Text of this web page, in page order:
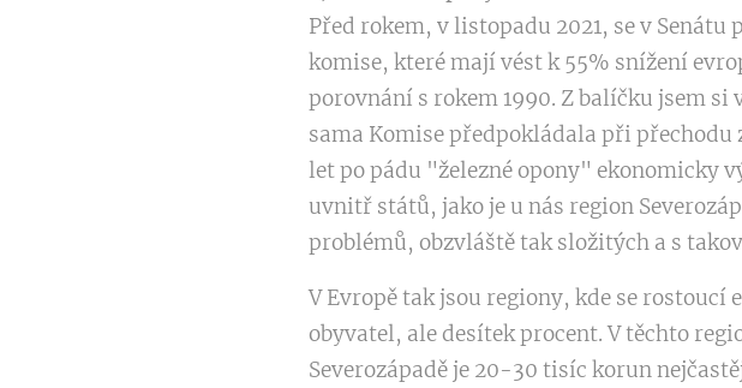
Před rokem, v listopadu 2021, se v
komise, které mají vést k 55% snížení
porovnání s rokem 1990. Z balíčku jsem
sama Komise předpokládala při přechodu
let po pádu "železné opony" ekonomicky
uvnitř států, jako je u nás region
problémů, obzvláště tak složitých a s
V Evropě tak jsou regiony, kde se rostoucí
obyvatel, ale desítek procent. V těchto
Severozápadě je 20-30 tisíc korun